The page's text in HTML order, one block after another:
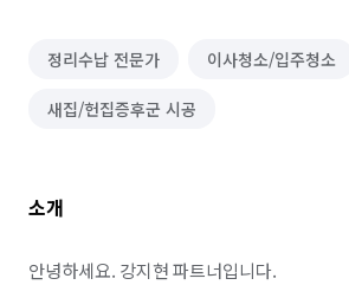
정리수납 전문가 이사청소/입주청소
새집/헌집증후군 시공
소개
안녕하세요. 강지현 파트너입니다.